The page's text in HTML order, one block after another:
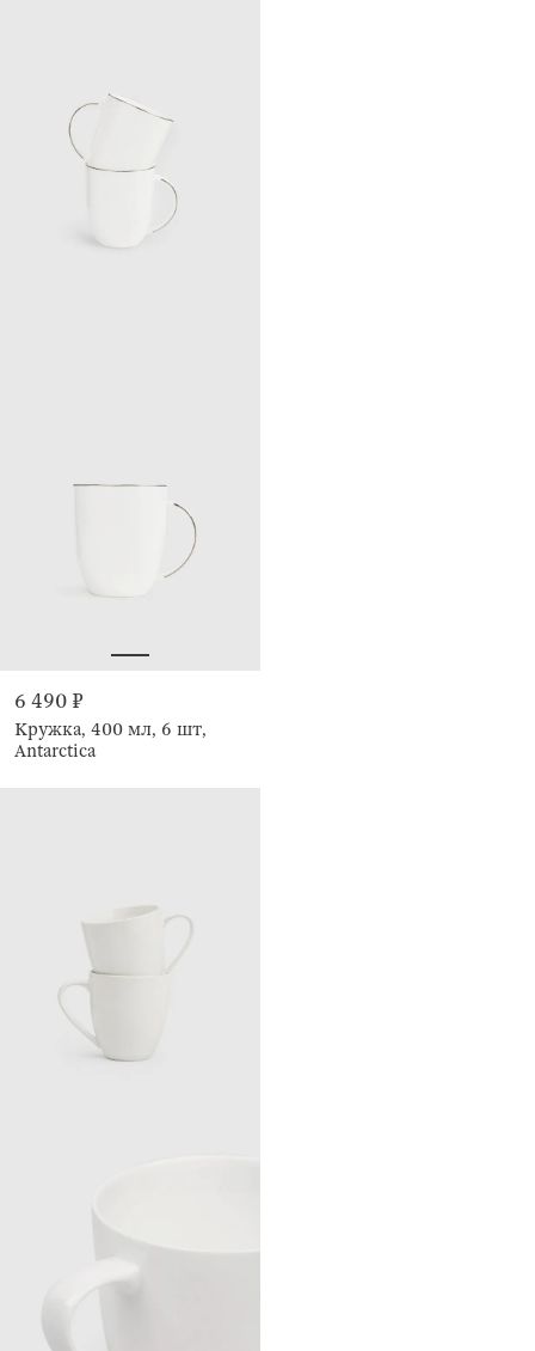
6 490 ₽
Кружка, 400 мл, 6 шт,
Antarctica